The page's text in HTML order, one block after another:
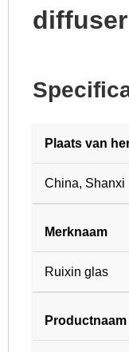
Plaats van
China, Shanxi
Merknaam
Ruixin glas
Productnaam